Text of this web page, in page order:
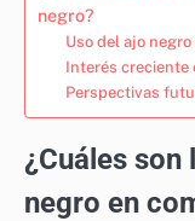
negro?
Uso del ajo
Interés creciente
Perspectivas
¿Cuáles
negro en